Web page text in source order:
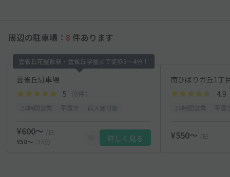
周辺の駐車場： 8 件あります
雲雀丘花屋敷駅・雲雀丘学園まで徒歩3〜4分！
雲雀丘駐車場
5 （6件）
¥600〜
/日
¥50〜
/15分 詳しく見る
南ひばりガ丘1丁
4.9
¥550〜 /日